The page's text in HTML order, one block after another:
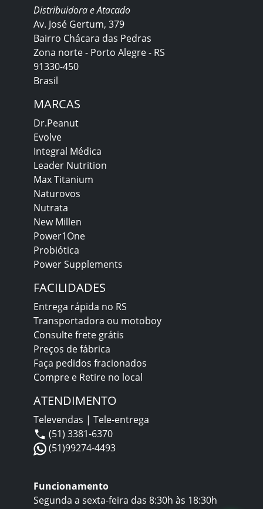
Distribuidora e Atacado
Av. José Gertum, 379
Bairro Chácara das Pedras
Zona norte - Porto Alegre - RS
91330-450
Brasil
MARCAS
Dr.Peanut
Evolve
Integral Médica
Leader Nutrition
Max Titanium
Naturovos
Nutrata
New Millen
Power1One
Probiótica
Power Supplements
FACILIDADES
Entrega rápida no RS
Transportadora ou motoboy
Consulte frete grátis
Preços de fábrica
Faça pedidos fracionados
Compre e Retire no local
ATENDIMENTO
Televendas | Tele-entrega
(51) 3381-6370
(51)99274-4493
Funcionamento
Segunda a sexta-feira das 8:30h às 18:30h